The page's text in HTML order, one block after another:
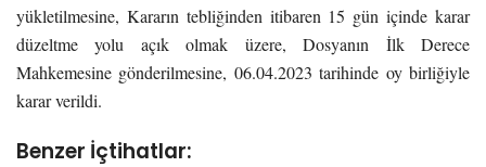
yükletilmesine, Kararın tebliğinden itibaren 15 gün içinde karar
düzeltme yolu açık olmak üzere, Dosyanın İlk Derece
Mahkemesine gönderilmesine, 06.04.2023 tarihinde oy birliğiyle
karar verildi.
Benzer İçtihatlar: